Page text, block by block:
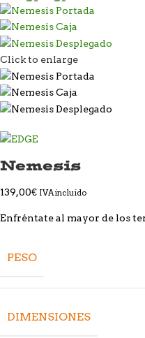
Click to enlarge
Nemesis
139,00€ IVA incluido
Enfréntate al mayor de los
PESO
DIMENSIONES